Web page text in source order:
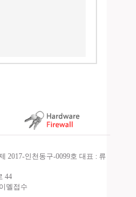
2017-인천동구-0099호 대표 : 류
44
멜접수